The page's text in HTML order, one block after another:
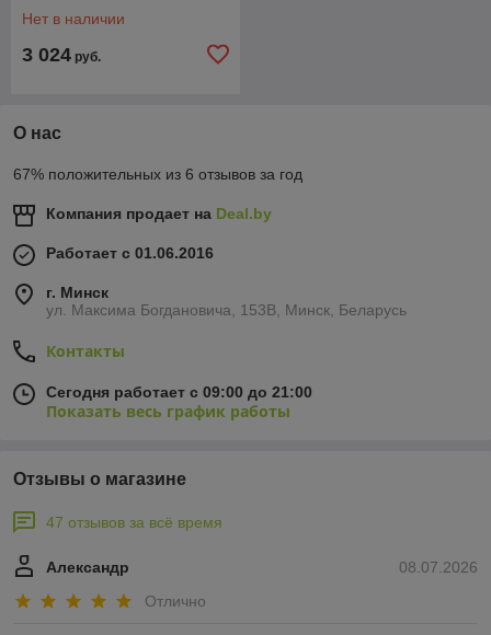
Нет в наличии
3 024 руб.
О нас
67% положительных из 6 отзывов за год
Компания продает на Deal.by
Работает с 01.06.2016
г. Минск
ул. Максима Богдановича, 153В, Минск, Беларусь
Контакты
Сегодня работает с 09:00 до 21:00
Показать весь график работы
Отзывы о магазине
47 отзывов за всё время
08.07.2026
Александр
Отлично